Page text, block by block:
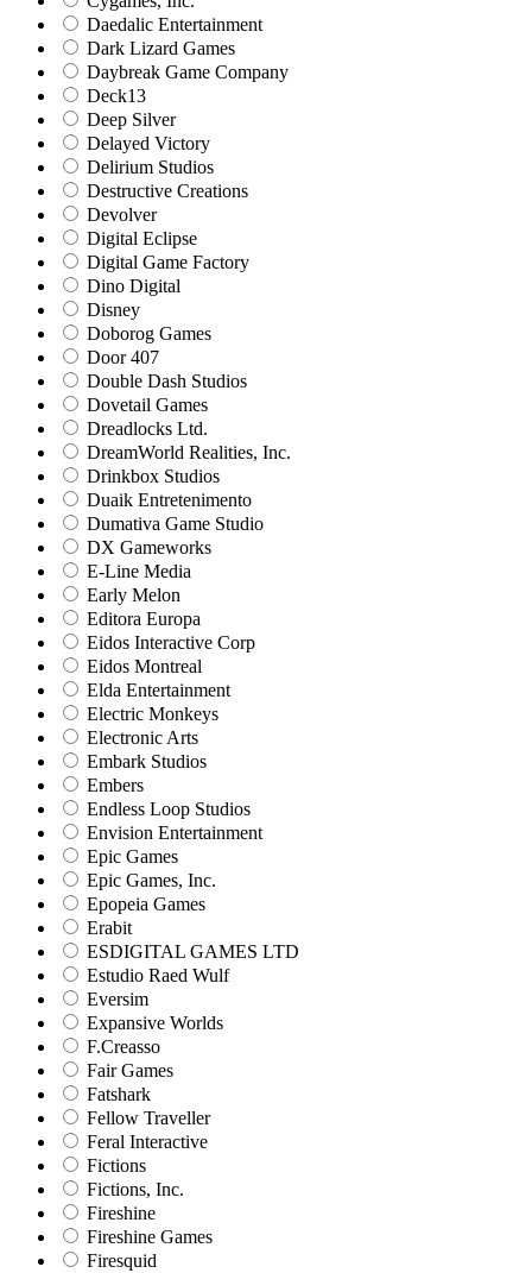
Daedalic Entertainment
Dark Lizard Games
Daybreak Game Company
Deck13
Deep Silver
Delayed Victory
Delirium Studios
Destructive Creations
Devolver
Digital Eclipse
Digital Game Factory
Dino Digital
Disney
Doborog Games
Door 407
Double Dash Studios
Dovetail Games
Dreadlocks Ltd.
DreamWorld Realities, Inc.
Drinkbox Studios
Duaik Entretenimento
Dumativa Game Studio
DX Gameworks
E-Line Media
Early Melon
Editora Europa
Eidos Interactive Corp
Eidos Montreal
Elda Entertainment
Electric Monkeys
Electronic Arts
Embark Studios
Embers
Endless Loop Studios
Envision Entertainment
Epic Games
Epic Games, Inc.
Epopeia Games
Erabit
ESDIGITAL GAMES LTD
Estudio Raed Wulf
Eversim
Expansive Worlds
F.Creasso
Fair Games
Fatshark
Fellow Traveller
Feral Interactive
Fictions
Fictions, Inc.
Fireshine
Fireshine Games
Firesquid